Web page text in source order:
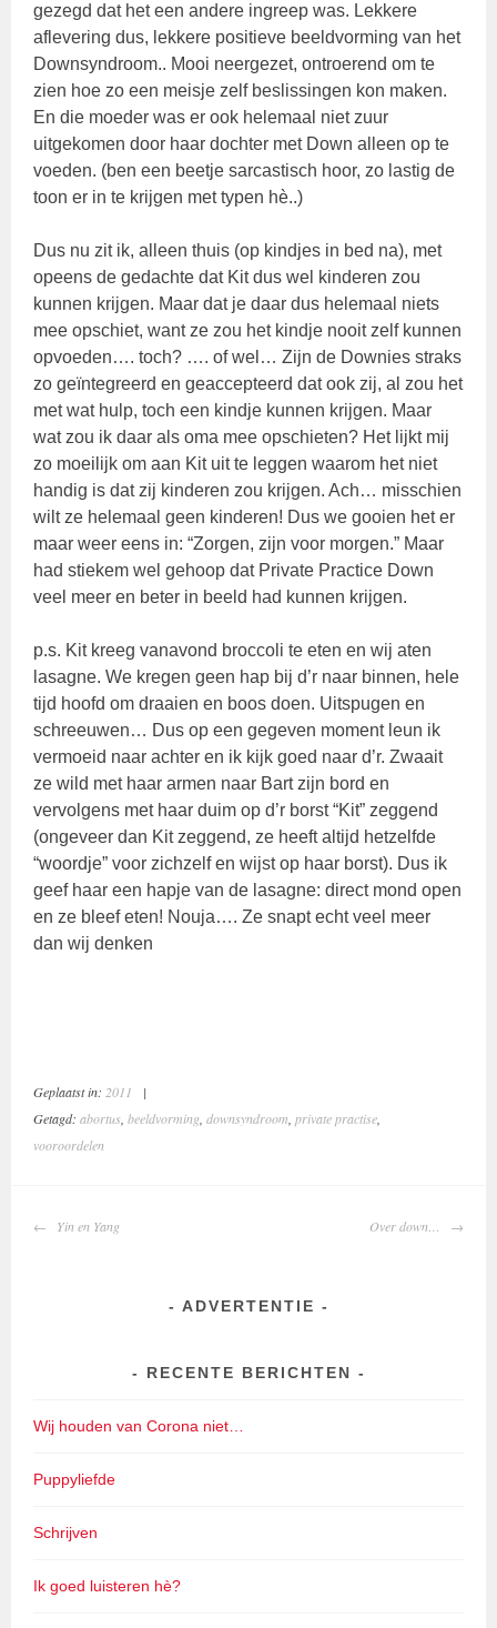
gezegd dat het een andere ingreep was. Lekkere
aflevering dus, lekkere positieve beeldvorming van het
Downsyndroom.. Mooi neergezet, ontroerend om te
zien hoe zo een meisje zelf beslissingen kon maken.
En die moeder was er ook helemaal niet zuur
uitgekomen door haar dochter met Down alleen op te
voeden. (ben een beetje sarcastisch hoor, zo lastig de
toon er in te krijgen met typen hè..)
Dus nu zit ik, alleen thuis (op kindjes in bed na), met
opeens de gedachte dat Kit dus wel kinderen zou
kunnen krijgen. Maar dat je daar dus helemaal niets
mee opschiet, want ze zou het kindje nooit zelf kunnen
opvoeden…. toch? …. of wel… Zijn de Downies straks
zo geïntegreerd en geaccepteerd dat ook zij, al zou het
met wat hulp, toch een kindje kunnen krijgen. Maar
wat zou ik daar als oma mee opschieten? Het lijkt mij
zo moeilijk om aan Kit uit te leggen waarom het niet
handig is dat zij kinderen zou krijgen. Ach… misschien
wilt ze helemaal geen kinderen! Dus we gooien het er
maar weer eens in: “Zorgen, zijn voor morgen.” Maar
had stiekem wel gehoop dat Private Practice Down
veel meer en beter in beeld had kunnen krijgen.
p.s. Kit kreeg vanavond broccoli te eten en wij aten
lasagne. We kregen geen hap bij d’r naar binnen, hele
tijd hoofd om draaien en boos doen. Uitspugen en
schreeuwen… Dus op een gegeven moment leun ik
vermoeid naar achter en ik kijk goed naar d’r. Zwaait
ze wild met haar armen naar Bart zijn bord en
vervolgens met haar duim op d’r borst “Kit” zeggend
(ongeveer dan Kit zeggend, ze heeft altijd hetzelfde
“woordje” voor zichzelf en wijst op haar borst). Dus ik
geef haar een hapje van de lasagne: direct mond open
en ze bleef eten! Nouja…. Ze snapt echt veel meer
dan wij denken
Geplaatst in: 2011
|
Getagd:abortus ,beeldvorming ,downsyndroom ,private practise
vooroordelen
BERICHTNAVIGATIE
Yin en Yang Over down…
ADVERTENTIE
RECENTE BERICHTEN
Wij houden van Corona niet…
Puppyliefde
Schrijven
Ik goed luisteren hè?